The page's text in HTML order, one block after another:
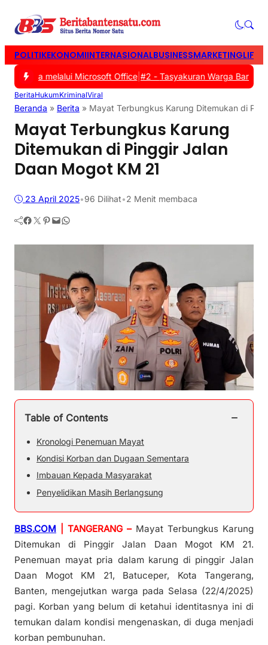
POLITIKEKONOMIINTERNASIONALBUSINESSMARKETING
Siswa melalui Microsoft Office|#2 -Tasyakuran Warga Baru
BeritaHukumKriminalViral
Beranda » Berita » Mayat Terbungkus Karung Ditemukan di
Mayat Terbungkus Karung
Ditemukan di Pinggir Jalan
Daan Mogot KM 21
23 April 2025•96 Dilihat•2 Menit membaca
Facebook Twitter Pinterest Mail WhatsApp
Table of Contents −
Kronologi Penemuan Mayat
Kondisi Korban dan Dugaan Sementara
Imbauan Kepada Masyarakat
Penyelidikan Masih Berlangsung
BBS.COM | TANGERANG –Mayat Terbungkus Karung
Ditemukan di Pinggir Jalan Daan Mogot KM 21.
Penemuan mayat pria dalam karung di pinggir Jalan
Daan Mogot KM 21, Batuceper, Kota Tangerang,
Banten, mengejutkan warga pada Selasa (22/4/2025)
pagi. Korban yang belum di ketahui identitasnya ini di
temukan dalam kondisi mengenaskan, di duga menjadi
korban pembunuhan.